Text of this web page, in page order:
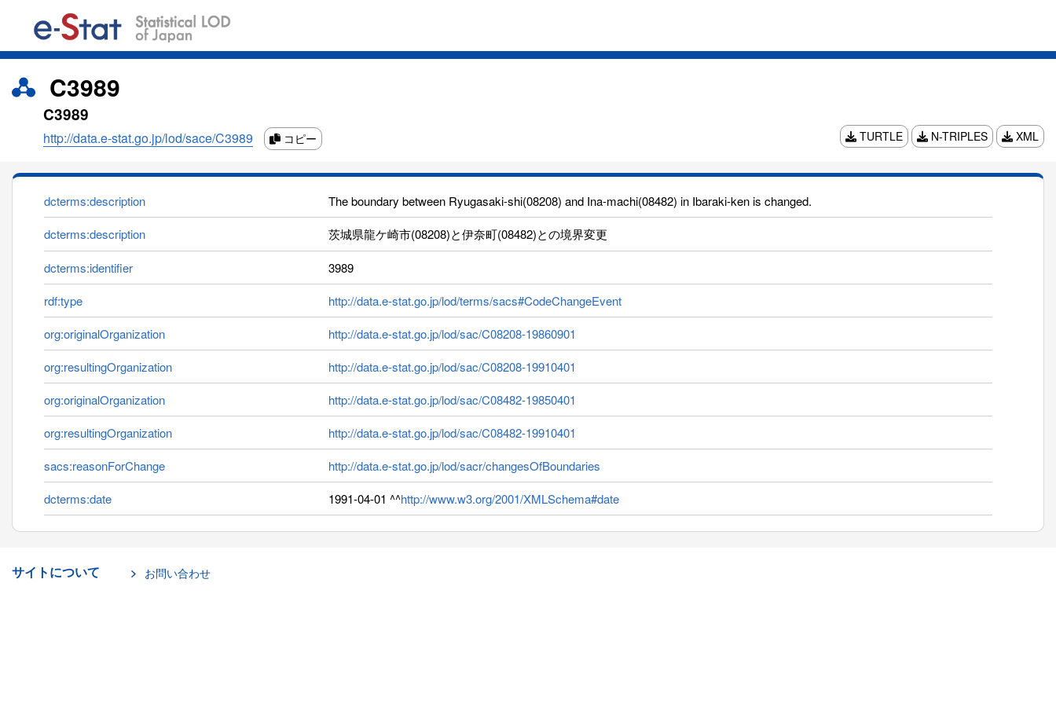
C3989
C3989
http://data.e-stat.go.jp/lod/sace/C3989 コピー TURTLE N-TRIPLES XML
dcterms:description
The boundary between Ryugasaki-shi(08208) and Ina-machi(08482) in Ibaraki-ken is changed.
dcterms:description
茨城県龍ケ崎市(08208)と伊奈町(08482)との境界変更
dcterms:identifier
3989
rdf:type
http://data.e-stat.go.jp/lod/terms/sacs#CodeChangeEvent
org:originalOrganization
http://data.e-stat.go.jp/lod/sac/C08208-19860901
org:resultingOrganization
http://data.e-stat.go.jp/lod/sac/C08208-19910401
org:originalOrganization
http://data.e-stat.go.jp/lod/sac/C08482-19850401
org:resultingOrganization
http://data.e-stat.go.jp/lod/sac/C08482-19910401
sacs:reasonForChange
http://data.e-stat.go.jp/lod/sacr/changesOfBoundaries
dcterms:date
1991-04-01 ^^http://www.w3.org/2001/XMLSchema#date
サイトについて お問い合わせ